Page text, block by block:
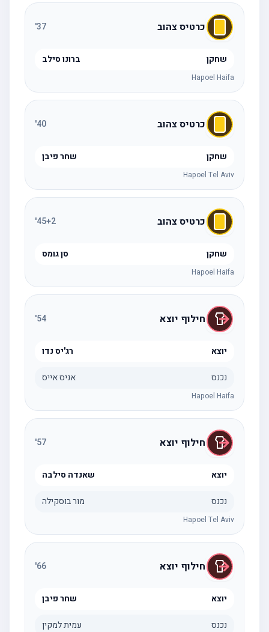
כרטיס צהוב 37
'
שחקן ברונו סילב
Hapoel Haifa
כרטיס צהוב 40
'
שחקן שחר פיבן
Hapoel Tel Aviv
כרטיס צהוב 45+2
'
שחקן סן גומס
Hapoel Haifa
חילוף יוצא 54
'
יוצא רג'יס נדו
נכנס אניס אייס
Hapoel Haifa
חילוף יוצא 57
'
יוצא שאנדה סילבה
נכנס מור בוסקילה
Hapoel Tel Aviv
חילוף יוצא 66
'
יוצא שחר פיבן
נכנס עמית למקין